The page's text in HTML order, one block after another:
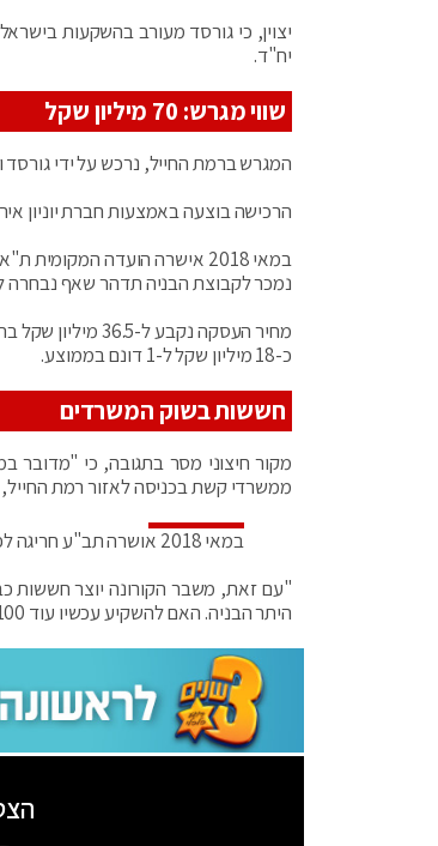
יח"ד.
שווי מגרש: 70 מיליון שקל
המגרש ברמת החייל, נרכש על ידי
הרכישה בוצעה באמצעות חברת יוניון
נמכר לקבוצת הבניה תדהר שאף נבחרה
כ-18 מיליון שקל ל-1 דונם בממוצע.
חששות בשוק המשרדים
מקור חיצוני מסר בתגובה, כי "מדובר
ממשרדי קשת בכניסה לאזור רמת החייל,
במאי 2018 אושרה תב"ע חריגה לפרויקט בהיקף כ-20 קומות ובעקבות כך מחצית המגרש נמכר לתדהר
"עם זאת, משבר הקורונה יוצר חששות
היתר הבניה. האם להשקיע עכשיו עוד 100 מיליון שקל? זה לא נראה כל כך מציאותי"